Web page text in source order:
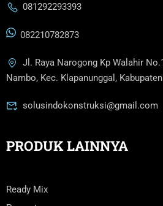
081292293393
082210782873
Jl. Raya Narogong Kp Walahir
Nambo, Kec. Klapanunggal,
solusindokonstruksi@gmail.com
PRODUK LAINNYA
Ready Mix